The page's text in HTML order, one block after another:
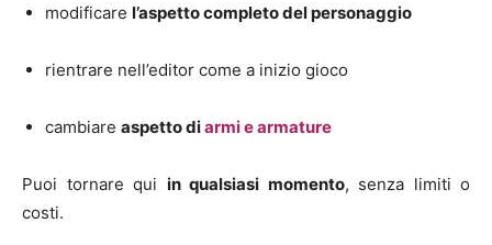
modificare l’aspetto completo del personaggio
rientrare nell’editor come a inizio gioco
cambiare aspetto diarmi e armature
Puoi tornare qui in qualsiasi momento, senza limiti o
costi.